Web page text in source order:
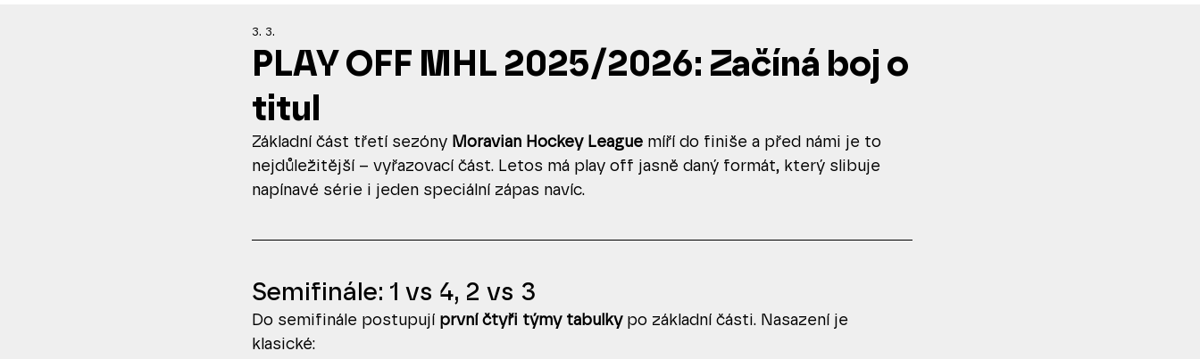
PLAY OFF MHL 2025/2026: Začíná boj o
titul
3. 3.
Základní část třetí sezóny Moravian Hockey League míří do finiše a před námi je to
nejdůležitější – vyřazovací část. Letos má play off jasně daný formát, který slibuje
napínavé série i jeden speciální zápas navíc.
Semifinále: 1 vs 4, 2 vs 3
Do semifinále postupují první čtyři týmy tabulky po základní části. Nasazení je
klasické: